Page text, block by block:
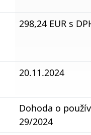
298,24 EUR s
20.11.2024
Dohoda o
29/2024